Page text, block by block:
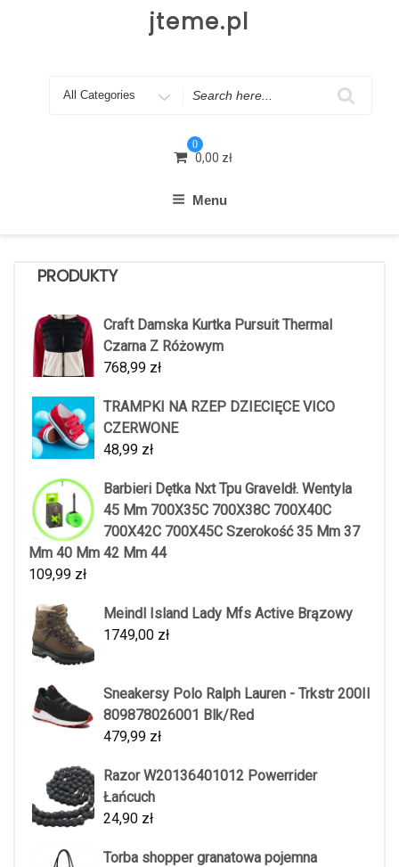
jteme.pl
Search
0
0,00 zł
Menu
PRODUKTY
Craft Damska Kurtka Pursuit Thermal
Czarna Z Różowym
768,99 zł
TRAMPKI NA RZEP DZIECIĘCE VICO
CZERWONE
48,99 zł
Barbieri Dętka Nxt Tpu Graveldł. Wentyla
45 Mm 700X35C 700X38C 700X40C
700X42C 700X45C Szerokość 35 Mm 37
Mm 40 Mm 42 Mm 44
109,99 zł
Meindl Island Lady Mfs Active Brązowy
1749,00 zł
Sneakersy Polo Ralph Lauren - Trkstr 200II
809878026001 Blk/Red
479,99 zł
Razor W20136401012 Powerrider
Łańcuch
24,90 zł
Torba shopper granatowa pojemna